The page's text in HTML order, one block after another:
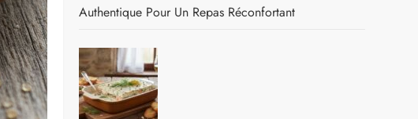
Authentique Pour Un Repas Réconfortant